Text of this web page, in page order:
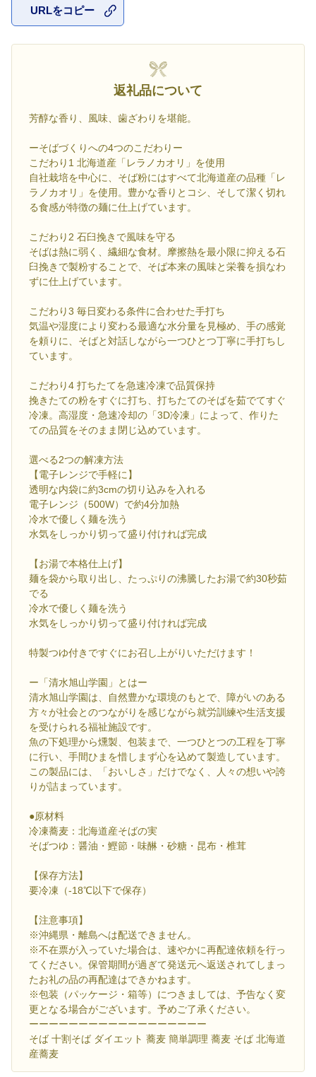
URLをコピー
返礼品について
芳醇な香り、風味、歯ざわりを堪能。
ーそばづくりへの4つのこだわりー
こだわり1 北海道産「レラノカオリ」を使用
自社栽培を中心に、そば粉にはすべて北海道産の品種「レ
ラノカオリ」を使用。豊かな香りとコシ、そして潔く切れ
る食感が特徴の麺に仕上げています。
こだわり2 石臼挽きで風味を守る
そばは熱に弱く、繊細な食材。摩擦熱を最小限に抑える石
臼挽きで製粉することで、そば本来の風味と栄養を損なわ
ずに仕上げています。
こだわり3 毎日変わる条件に合わせた手打ち
気温や湿度により変わる最適な水分量を見極め、手の感覚
を頼りに、そばと対話しながら一つひとつ丁寧に手打ちし
ています。
こだわり4 打ちたてを急速冷凍で品質保持
挽きたての粉をすぐに打ち、打ちたてのそばを茹でてすぐ
冷凍。高湿度・急速冷却の「3D冷凍」によって、作りた
ての品質をそのまま閉じ込めています。
選べる2つの解凍方法
【電子レンジで手軽に】
透明な内袋に約3cmの切り込みを入れる
電子レンジ（500W）で約4分加熱
冷水で優しく麺を洗う
水気をしっかり切って盛り付ければ完成
【お湯で本格仕上げ】
麺を袋から取り出し、たっぷりの沸騰したお湯で約30秒茹
でる
冷水で優しく麺を洗う
水気をしっかり切って盛り付ければ完成
特製つゆ付きですぐにお召し上がりいただけます！
ー「清水旭山学園」とはー
清水旭山学園は、自然豊かな環境のもとで、障がいのある
方々が社会とのつながりを感じながら就労訓練や生活支援
を受けられる福祉施設です。
魚の下処理から燻製、包装まで、一つひとつの工程を丁寧
に行い、手間ひまを惜しまず心を込めて製造しています。
この製品には、「おいしさ」だけでなく、人々の想いや誇
りが詰まっています。
●原材料
冷凍蕎麦：北海道産そばの実
そばつゆ：醤油・鰹節・味醂・砂糖・昆布・椎茸
【保存方法】
要冷凍（-18℃以下で保存）
【注意事項】
※沖縄県・離島へは配送できません。
※不在票が入っていた場合は、速やかに再配達依頼を行っ
てください。保管期間が過ぎて発送元へ返送されてしまっ
たお礼の品の再配達はできかねます。
※包装（パッケージ・箱等）につきましては、予告なく変
更となる場合がございます。予めご了承ください。
ーーーーーーーーーーーーーーーーーー
そば 十割そば ダイエット 蕎麦 簡単調理 蕎麦 そば 北海道
産蕎麦